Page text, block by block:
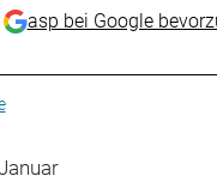
asp bei Google